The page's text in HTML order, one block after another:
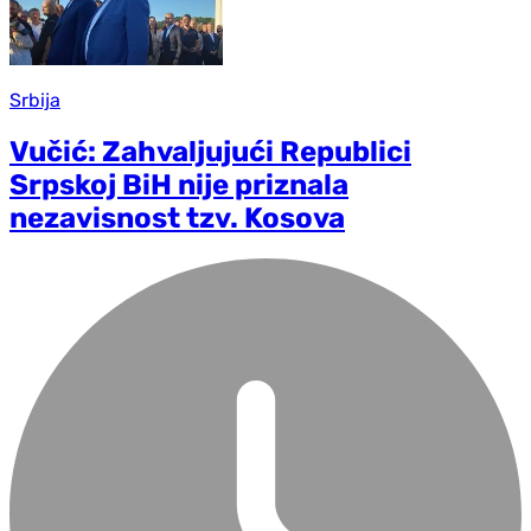
Srbija
Vučić: Zahvaljujući Republici
Srpskoj BiH nije priznala
nezavisnost tzv. Kosova